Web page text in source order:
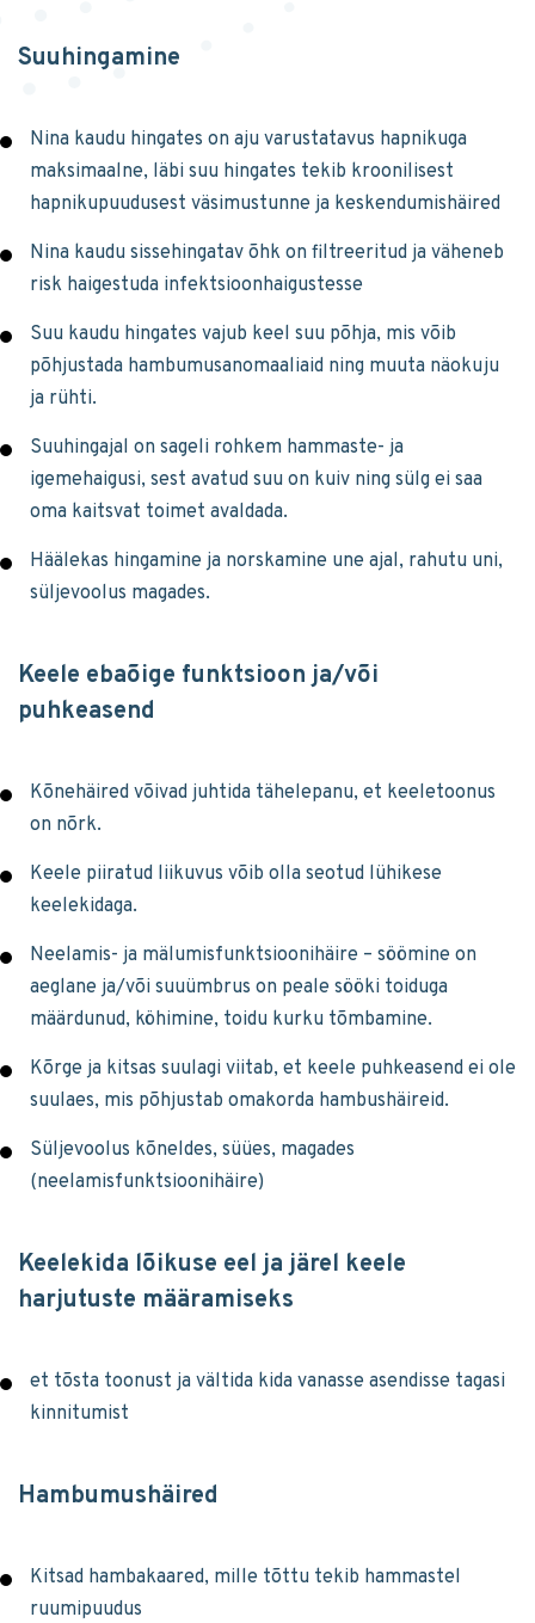
Suuhingamine
Nina kaudu hingates on aju varustatavus hapnikuga
maksimaalne, läbi suu hingates tekib kroonilisest
hapnikupuudusest väsimustunne ja keskendumishäired
Nina kaudu sissehingatav õhk on filtreeritud ja väheneb
risk haigestuda infektsioonhaigustesse
Suu kaudu hingates vajub keel suu põhja, mis võib
põhjustada hambumusanomaaliaid ning muuta näokuju
ja rühti.
Suuhingajal on sageli rohkem hammaste- ja
igemehaigusi, sest avatud suu on kuiv ning sülg ei saa
oma kaitsvat toimet avaldada.
Häälekas hingamine ja norskamine une ajal, rahutu uni,
süljevoolus magades.
Keele ebaõige funktsioon ja/või
puhkeasend
Kõnehäired võivad juhtida tähelepanu, et keeletoonus
on nõrk.
Keele piiratud liikuvus võib olla seotud lühikese
keelekidaga.
Neelamis- ja mälumisfunktsioonihäire – söömine on
aeglane ja/või suuümbrus on peale sööki toiduga
määrdunud, köhimine, toidu kurku tõmbamine.
Kõrge ja kitsas suulagi viitab, et keele puhkeasend ei ole
suulaes, mis põhjustab omakorda hambushäireid.
Süljevoolus kõneldes, süües, magades
(neelamisfunktsioonihäire)
Keelekida lõikuse eel ja järel keele
harjutuste määramiseks
et tõsta toonust ja vältida kida vanasse asendisse tagasi
kinnitumist
Hambumushäired
Kitsad hambakaared, mille tõttu tekib hammastel
ruumipuudus